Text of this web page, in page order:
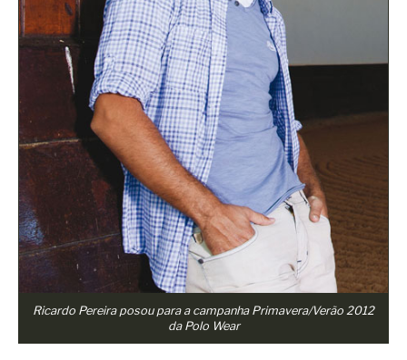
Ricardo Pereira posou para a campanha Primavera/Verão 2012
da Polo Wear